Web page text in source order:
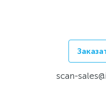
scan-